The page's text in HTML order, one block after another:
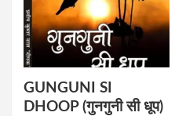
GUNGUNI SI
DHOOP (गुनगुनी सी धूप)